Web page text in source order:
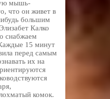
мышь-
что он живет в
большим
Калко
снабжаем
15 минут
перед самым
их на
комок.